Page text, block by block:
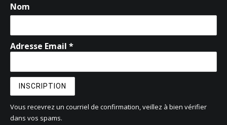
Nom
Adresse Email *
Vous recevrez un courriel de confirmation, veillez à bien vérifier
dans vos spams.